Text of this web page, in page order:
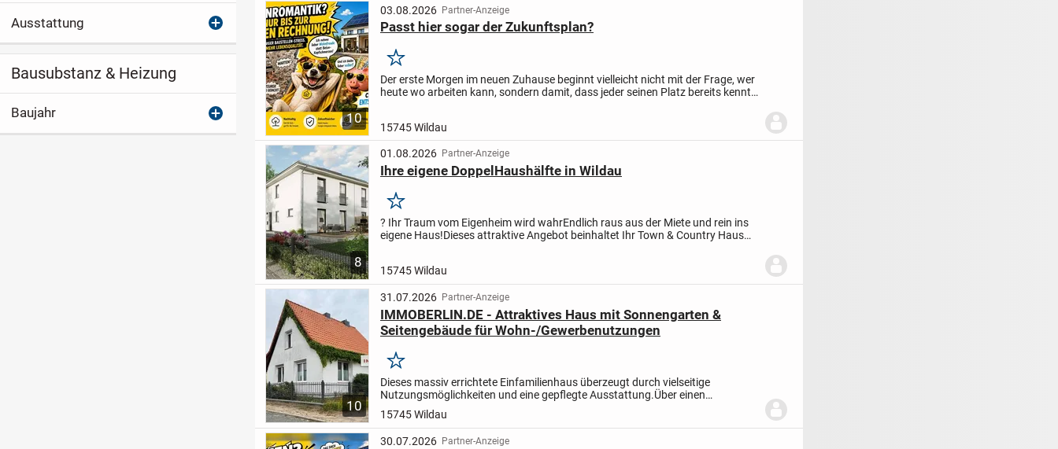
10
03.08.2026 Partner-Anzeige
Passt hier sogar der Zukunftsplan?
Merken
Der erste Morgen im neuen Zuhause beginnt vielleicht nicht mit der Frage, wer
heute wo arbeiten kann, sondern damit, dass jeder seinen Platz bereits kennt.
15745 Wildau
8
01.08.2026 Partner-Anzeige
Ihre eigene DoppelHaushälfte in Wildau
Merken
? Ihr Traum vom Eigenheim wird wahrEndlich raus aus der Miete und rein ins
eigene Haus!Dieses attraktive Angebot beinhaltet Ihr Town & Country Haus
15745 Wildau
10
31.07.2026 Partner-Anzeige
IMMOBERLIN.DE - Attraktives Haus mit Sonnengarten &
Seitengebäude für Wohn-/Gewerbenutzungen
Merken
Dieses massiv errichtete Einfamilienhaus überzeugt durch vielseitige
Nutzungsmöglichkeiten und eine gepflegte Ausstattung.Über einen
großzügigen Windfang und Flur gelangen Sie im Erdgeschoss direkt...
15745 Wildau
30.07.2026 Partner-Anzeige
Ausstattung
Bausubstanz & Heizung
Baujahr